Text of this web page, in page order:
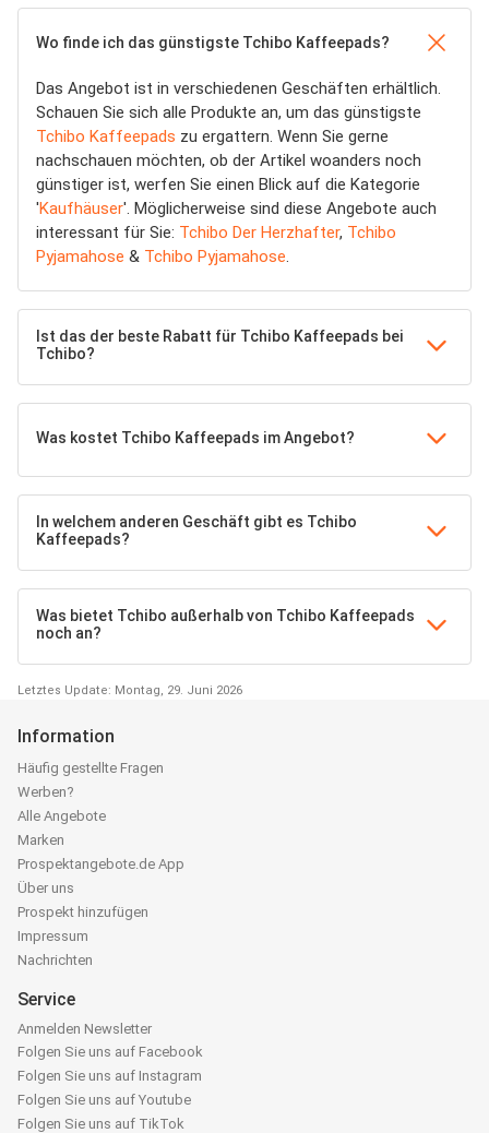
Wo finde ich das günstigste Tchibo Kaffeepads?
Das Angebot ist in verschiedenen Geschäften erhältlich.
Schauen Sie sich alle Produkte an, um das günstigste
Tchibo Kaffeepads zu ergattern. Wenn Sie gerne
nachschauen möchten, ob der Artikel woanders noch
günstiger ist, werfen Sie einen Blick auf die Kategorie
'Kaufhäuser'. Möglicherweise sind diese Angebote auch
interessant für Sie: Tchibo Der Herzhafter, Tchibo
Pyjamahose & Tchibo Pyjamahose
Ist das der beste Rabatt für Tchibo Kaffeepads bei
Tchibo?
Was kostet Tchibo Kaffeepads im Angebot?
In welchem anderen Geschäft gibt es Tchibo
Kaffeepads?
Was bietet Tchibo außerhalb von Tchibo Kaffeepads
noch an?
Letztes Update: Montag, 29. Juni 2026
Information
Häufig gestellte Fragen
Werben?
Alle Angebote
Marken
Prospektangebote.de App
Über uns
Prospekt hinzufügen
Impressum
Nachrichten
Service
Anmelden Newsletter
Folgen Sie uns auf Facebook
Folgen Sie uns auf Instagram
Folgen Sie uns auf Youtube
Folgen Sie uns auf TikTok